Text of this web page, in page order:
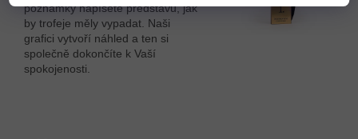
poznámky napíšete představu, jak
by trofeje měly vypadat. Naši
grafici vytvoří náhled a ten si
společně dokončíte k Vaší
spokojenosti.